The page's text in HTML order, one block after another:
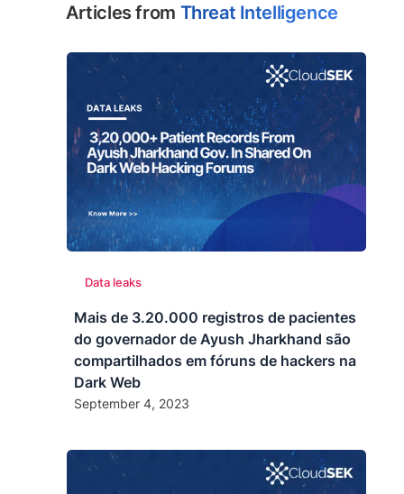
Articles from Threat Intelligence
Data leaks
Mais de 3.20.000 registros de pacientes
do governador de Ayush Jharkhand são
compartilhados em fóruns de hackers na
Dark Web
September 4, 2023